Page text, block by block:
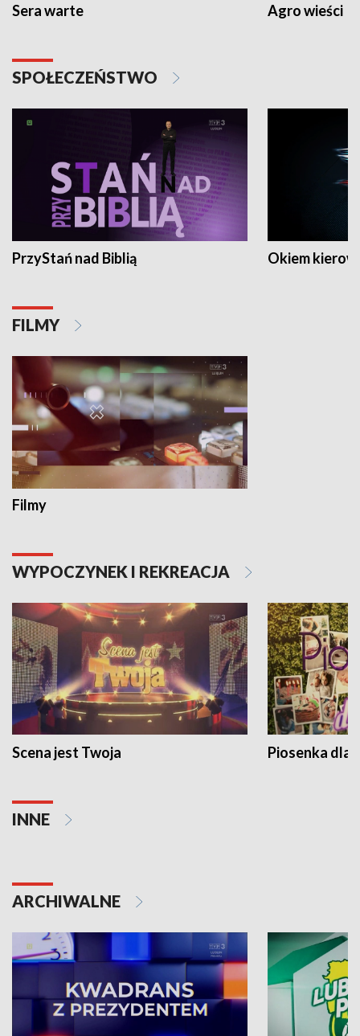
Sera warte Agro wieści
SPOŁECZEŃSTWO
PrzyStań nad Biblią Okiem
FILMY
Filmy
WYPOCZYNEK I REKREACJA
Scena jest Twoja Piosenka dla
INNE
ARCHIWALNE